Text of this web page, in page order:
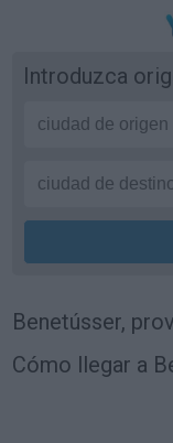
Introduzca
Benetússer,
Cómo llegar a